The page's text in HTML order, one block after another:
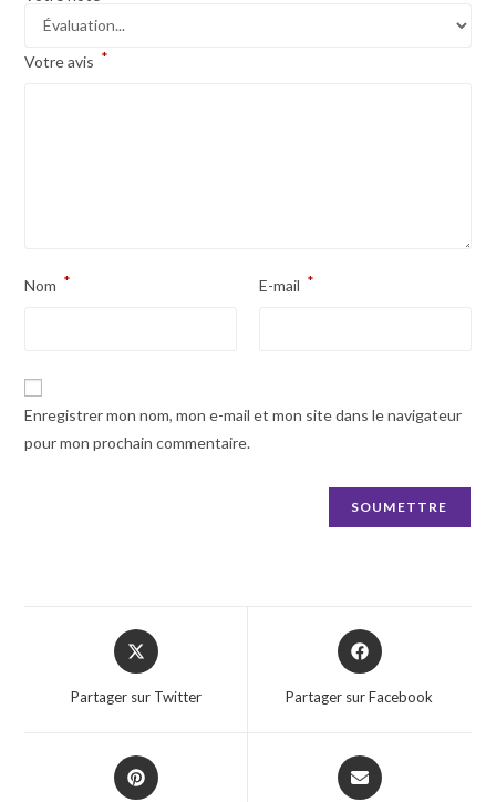
Votre avis *
Nom * E-mail *
Enregistrer mon nom, mon e-mail et mon site dans le navigateur
pour mon prochain commentaire.
Opens
in
new
Partager sur Twitter
Opens
in
Partager sur Facebook
Opens
in
Opens
in